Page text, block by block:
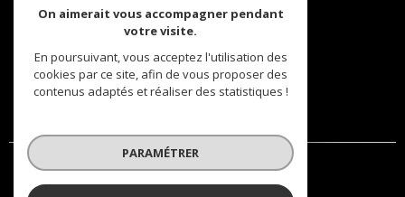
On aimerait vous accompagner pendant
votre visite.
En poursuivant, vous acceptez l'utilisation des
cookies par ce site, afin de vous proposer des
contenus adaptés et réaliser des statistiques !
PARAMÉTRER